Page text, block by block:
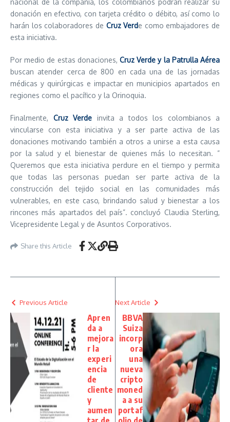
nacional de la compañía, los colombianos podrán realizar su
donación en efectivo, con tarjeta crédito o débito, así como lo
harán los colaboradores de Cruz Verde como embajadores de
esta iniciativa.
Por medio de estas donaciones, Cruz Verde y la Patrulla Aérea
buscan atender cerca de 800 en cada una de las jornadas
médicas y quirúrgicas e impactar en municipios apartados en
regiones como el pacífico y la Orinoquia.
Finalmente, Cruz Verde invita a todos los colombianos a
vincularse con esta iniciativa y a ser parte activa de las
donaciones motivando también a otros a unirse a esta causa
por la salud y el bienestar de quienes más lo necesitan. ”
Queremos que esta iniciativa perdure en el tiempo y permita
que todas las personas puedan ser parte activa de la
construcción del tejido social en las comunidades más
vulnerables, en este caso, brindando salud y bienestar a los
rincones más apartados del país”. concluyó Claudia Sterling,
Vicepresidente Legal y de Asuntos Corporativos.
Share this Article
Previous Article
Apren
da a
mejora
r la
experi
encia
de
cliente
y
aumen
Next Article
BBVA
Suiza
incorp
ora
una
nueva
cripto
moned
a a su
portaf